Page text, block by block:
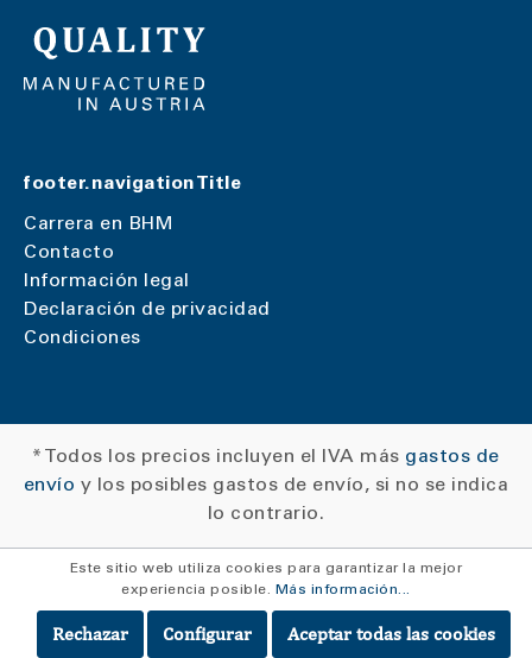
footer.navigationTitle
Carrera en BHM
Contacto
Información legal
Declaración de privacidad
Condiciones
* Todos los precios incluyen el IVA más gastos de
envío y los posibles gastos de envío, si no se indica
lo contrario.
Este sitio web utiliza cookies para garantizar la mejor
experiencia posible. Más información...
Rechazar Configurar Aceptar todas las cookies